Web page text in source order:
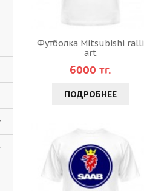
Футболка Mitsubishi ralli
art
6000 тг.
ПОДРОБНЕЕ